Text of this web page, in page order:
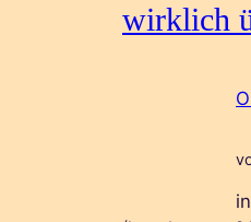
wirklich
in